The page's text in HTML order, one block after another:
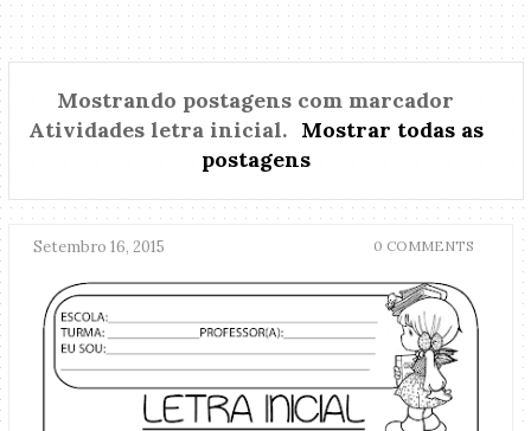
Mostrando postagens com marcador
Atividades letra inicial. Mostrar todas as
postagens
Setembro 16, 2015 0 COMMENTS